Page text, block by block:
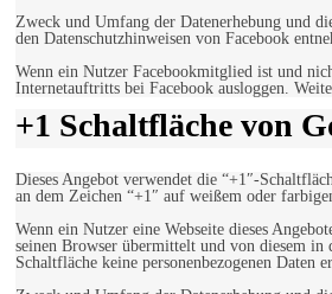
Zweck und Umfang der Datenerhebung und
den Datenschutzhinweisen von Facebook
Wenn ein Nutzer Facebookmitglied ist und
Internetauftritts bei Facebook ausloggen.
+1 Schaltfläche von
Dieses Angebot verwendet die “+1″-
an dem Zeichen “+1″ auf weißem oder
Wenn ein Nutzer eine Webseite dieses
seinen Browser übermittelt und von diesem
Schaltfläche keine personenbezogenen